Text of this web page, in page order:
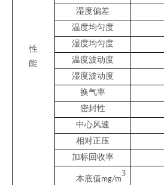
性
能
湿度偏差
温度均匀度
湿度均匀度
温度波动度
湿度波动度
换气率
密封性
中心风速
相对正压
加标回收率
本底值mg/m
3